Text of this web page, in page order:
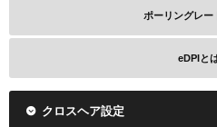
ポーリングレー
eDPIと
クロスヘア設定